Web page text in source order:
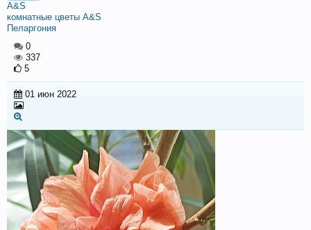
A&S
комнатные цветы A&S
Пеларгония
0
337
5
01 июн 2022